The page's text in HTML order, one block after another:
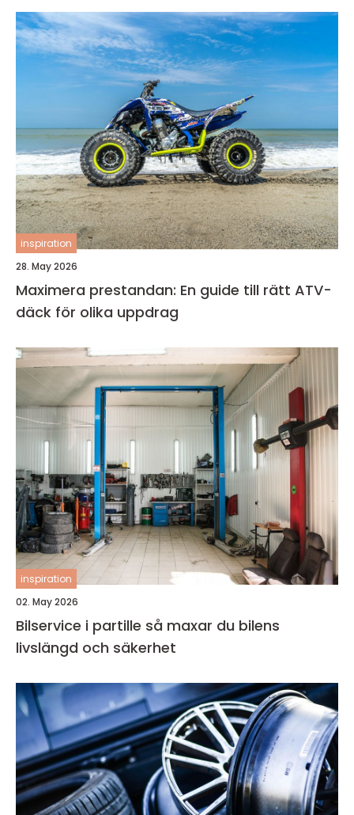
inspiration
28. May 2026
Maximera prestandan: En guide till rätt ATV-
däck för olika uppdrag
inspiration
02. May 2026
Bilservice i partille så maxar du bilens
livslängd och säkerhet